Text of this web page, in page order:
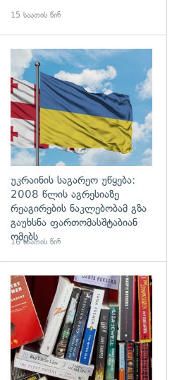
15 საათის წინ
უკრაინის საგარეო უწყება:
2008 წლის აგრესიაზე
რეაგირების ნაკლებობამ გზა
გაუხსნა ფართომასშტაბიან
ომებს
16 საათის წინ
გადახედვა